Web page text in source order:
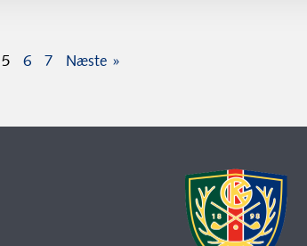
5 6 7 Næste »